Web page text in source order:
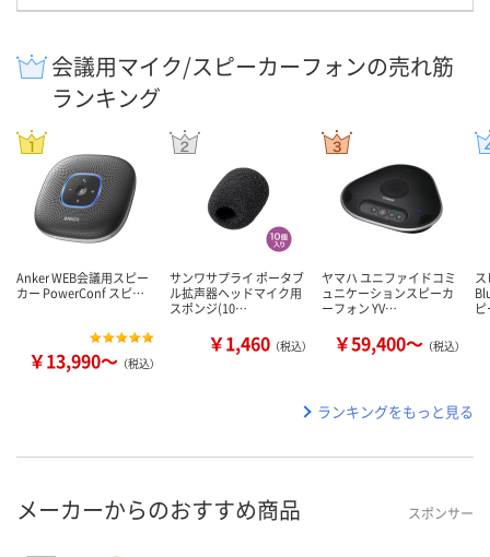
会議用マイク/スピーカーフォンの売れ筋
ランキング
Anker WEB会議用スピー
カー PowerConf スピ…
￥13,990～ （税込）
サンワサプライ ポータブ
ル拡声器ヘッドマイク用
スポンジ(10…
￥1,460 （税込）
ヤマハ ユニファイドコミ
ュニケーションスピーカ
ーフォン YV…
￥59,400～ （税込）
ランキングをもっと見る
メーカーからのおすすめ商品 スポンサー